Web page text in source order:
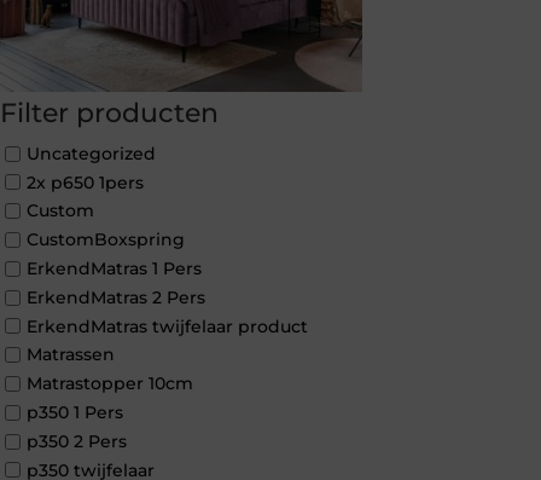
Filter producten
Uncategorized
2x p650 1pers
Custom
CustomBoxspring
ErkendMatras 1 Pers
ErkendMatras 2 Pers
ErkendMatras twijfelaar product
Matrassen
Matrastopper 10cm
p350 1 Pers
p350 2 Pers
p350 twijfelaar